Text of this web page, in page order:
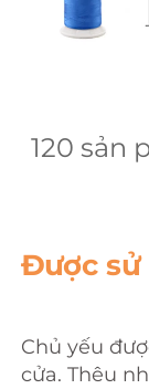
120 sản
Được
Chủ yếu
cửa. Thêu